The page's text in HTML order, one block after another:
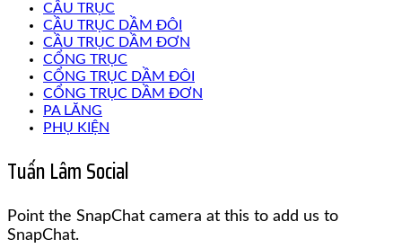
CẦU TRỤC
CẦU TRỤC DẦM ĐÔI
CẦU TRỤC DẦM ĐƠN
CỔNG TRỤC
CỔNG TRỤC DẦM ĐÔI
CỔNG TRỤC DẦM ĐƠN
PA LĂNG
PHỤ KIỆN
Tuấn Lâm Social
Point the SnapChat camera at this to add us to
SnapChat.